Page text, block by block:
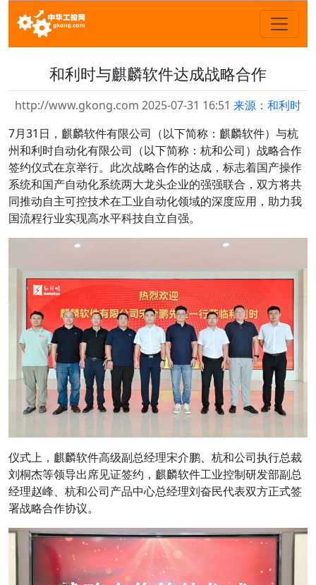
和利时与麒麟软件达成战略合作
http://www.gkong.com 2025-07-31 16:51 来源：和利时
7月31日，麒麟软件有限公司（以下简称：麒麟软件）与杭
州和利时自动化有限公司（以下简称：杭和公司）战略合作
签约仪式在京举行。此次战略合作的达成，标志着国产操作
系统和国产自动化系统两大龙头企业的强强联合，双方将共
同推动自主可控技术在工业自动化领域的深度应用，助力我
国流程行业实现高水平科技自立自强。
仪式上，麒麟软件高级副总经理宋介鹏、杭和公司执行总裁
刘桐杰等领导出席见证签约，麒麟软件工业控制研发部副总
经理赵峰、杭和公司产品中心总经理刘奋民代表双方正式签
署战略合作协议。